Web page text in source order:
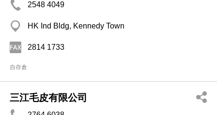
2548 4049
HK Ind Bldg, Kennedy Town
2814 1733
自存倉
三江毛皮有限公司